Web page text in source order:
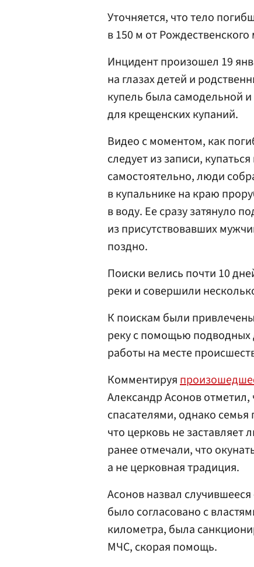
Уточняется, что тело
в 150 м от
Инцидент произошел 19
на глазах детей и
купель была самодельной
для крещенских купаний.
Видео с моментом, как
следует из записи,
самостоятельно, люди
в купальнике на краю
в воду. Ее сразу затянуло
из присутствовавших
поздно.
Поиски велись почти 10
реки и совершили
К поискам были
реку с помощью подводных
работы на месте
Комментируя
Александр Асонов
спасателями, однако
что церковь не
ранее отмечали, что
а не церковная традиция.
Асонов назвал
было согласовано с
километра, была
МЧС, скорая помощь.